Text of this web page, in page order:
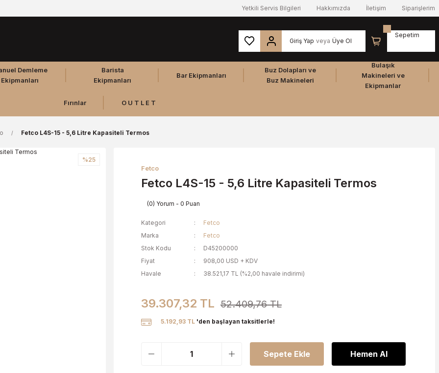
Yetkili Servis Bilgileri Hakkımızda İletişim Siparişlerim
Giriş Yap veya Üye Ol
Sepetim
Demleme
Ekipmanları
Barista
Ekipmanları
Bar Ekipmanları
Buz Dolapları ve
Buz Makineleri
Bulaşık
Makineleri ve
Ekipmanlar
Fırınlar O U T L E T
Fetco L4S-15 - 5,6 Litre Kapasiteli Termos
%25
Fetco
Fetco L4S-15 - 5,6 Litre Kapasiteli Termos
(0) Yorum - 0 Puan
Kategori
Fetco
Marka
Fetco
Stok Kodu
D45200000
Fiyat
908,00 USD + KDV
Havale
38.521,17 TL (%2,00 havale indirimi)
39.307,32 TL 52.409,76 TL
5.192,93 TL 'den başlayan taksitlerle!
Sepete Ekle Hemen Al